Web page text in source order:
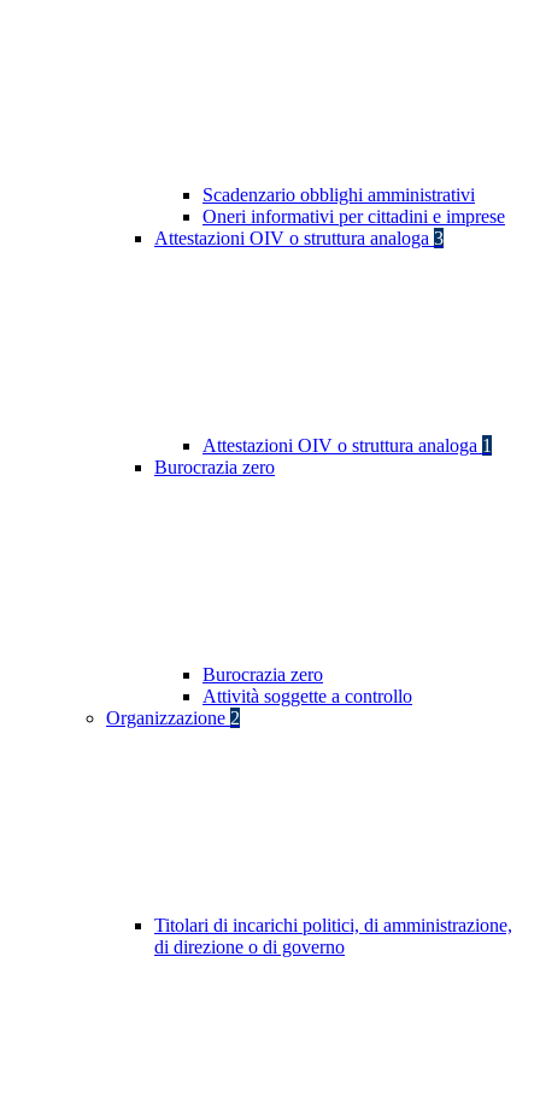
Scadenzario obblighi amministrativi
Oneri informativi per cittadini e imprese
Attestazioni OIV o struttura analoga 3
Attestazioni OIV o struttura analoga 1
Burocrazia zero
Burocrazia zero
Attività soggette a controllo
Organizzazione 2
Titolari di incarichi politici, di amministrazione,
di direzione o di governo